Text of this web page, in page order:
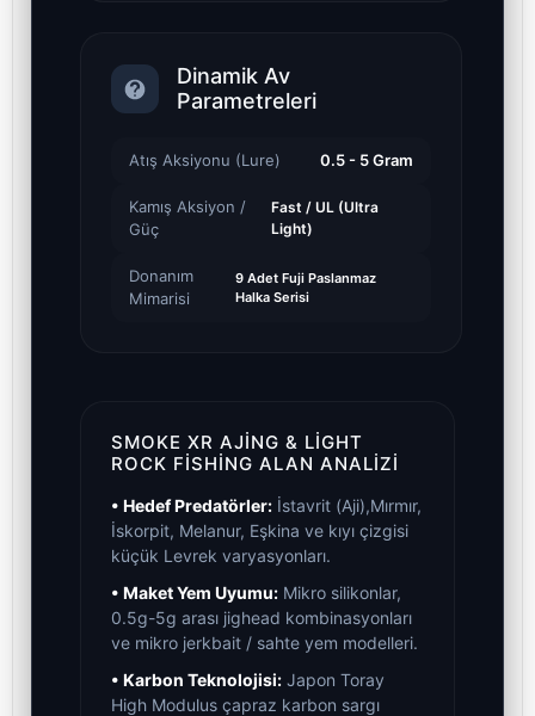
Dinamik Av
Parametreleri
Atış Aksiyonu (Lure) 0.5 - 5 Gram
Kamış Aksiyon /
Güç
Fast / UL (Ultra
Light)
Donanım
Mimarisi
9 Adet Fuji Paslanmaz
Halka Serisi
SMOKE XR AJING & LIGHT
ROCK FISHING ALAN ANALIZI
• Hedef Predatörler: İstavrit (Aji),Mırmır,
İskorpit, Melanur, Eşkina ve kıyı çizgisi
küçük Levrek varyasyonları.
• Maket Yem Uyumu: Mikro silikonlar,
0.5g-5g arası jighead kombinasyonları
ve mikro jerkbait / sahte yem modelleri.
• Karbon Teknolojisi: Japon Toray
High Modulus çapraz karbon sargı